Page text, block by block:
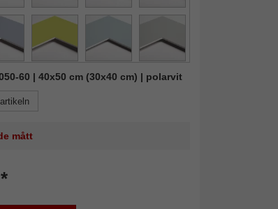
60 | 40x50 cm (30x40 cm) | polarvit
mått
*